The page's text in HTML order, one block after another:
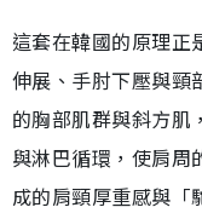
這套在韓國的原理正
伸展、手肘下壓與頸
的胸部肌群與斜方肌
與淋巴循環，使肩周
成的肩頸厚重感與「